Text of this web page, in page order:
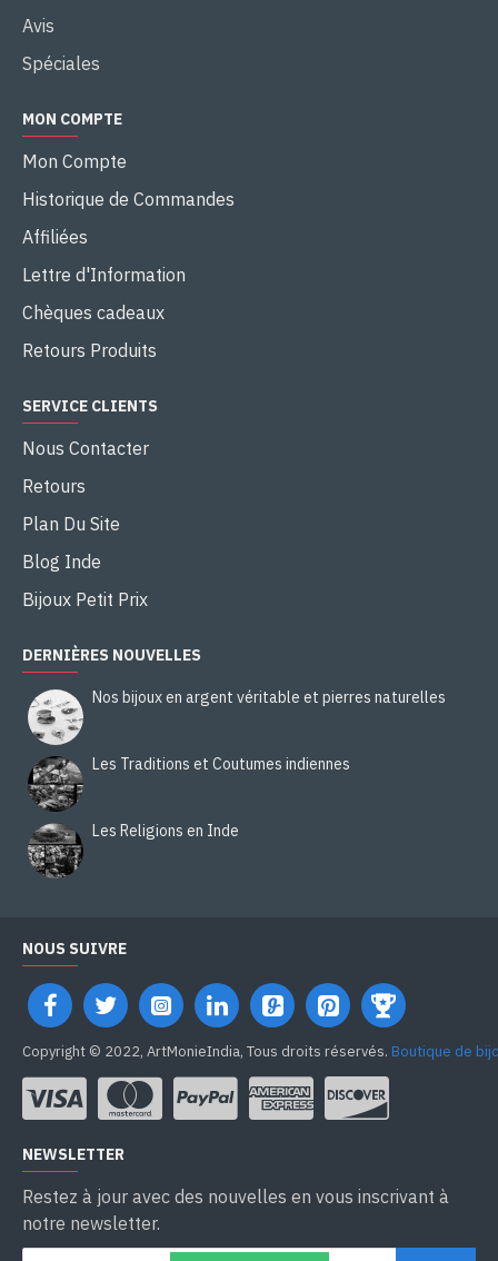
Avis
Spéciales
MON COMPTE
Mon Compte
Historique de Commandes
Affiliées
Lettre d'Information
Chèques cadeaux
Retours Produits
SERVICE CLIENTS
Nous Contacter
Retours
Plan Du Site
Blog Inde
Bijoux Petit Prix
DERNIÈRES NOUVELLES
Nos bijoux en argent véritable et pierres naturelles
Les Traditions et Coutumes indiennes
Les Religions en Inde
NOUS SUIVRE
Copyright © 2022, ArtMonieIndia, Tous droits réservés. Boutique de
NEWSLETTER
Restez à jour avec des nouvelles en vous inscrivant à
notre newsletter.